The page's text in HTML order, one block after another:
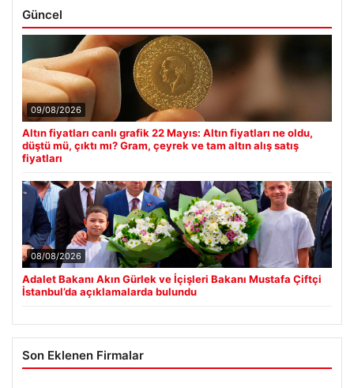
Güncel
09/08/2026
Altın fiyatları canlı grafik 22 Mayıs: Altın fiyatları ne oldu,
düştü mü, çıktı mı? Gram, çeyrek ve tam altın alış satış
fiyatları
08/08/2026
Adalet Bakanı Akın Gürlek ve İçişleri Bakanı Mustafa Çiftçi
İstanbul’da açıklamalarda bulundu
Son Eklenen Firmalar